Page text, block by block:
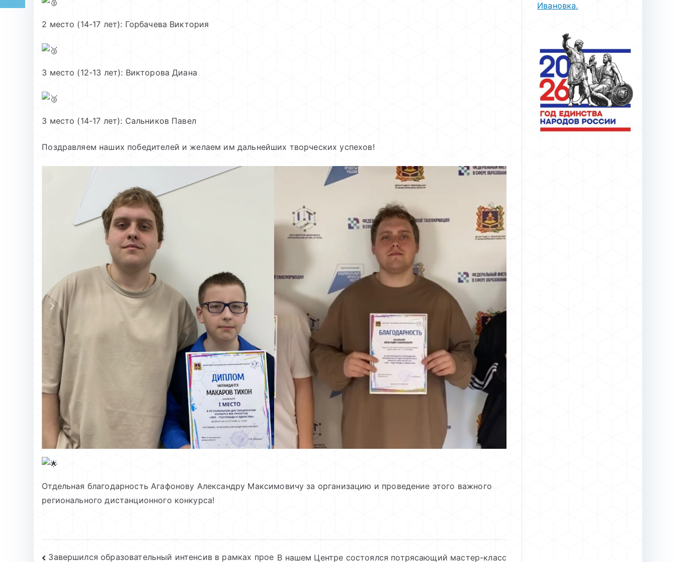
2 место (14-17 лет): Горбачева Виктория
3 место (12-13 лет): Викторова Диана
3 место (14-17 лет): Сальников Павел
Поздравляем наших победителей и желаем им дальнейших творческих успехов!
Отдельная благодарность Агафонову Александру Максимовичу за организацию и проведение этого важного
регионального дистанционного конкурса!
Завершился образовательный интенсив в рамках прое В нашем Центре состоялся потрясающий мастер-класс
Ивановка.